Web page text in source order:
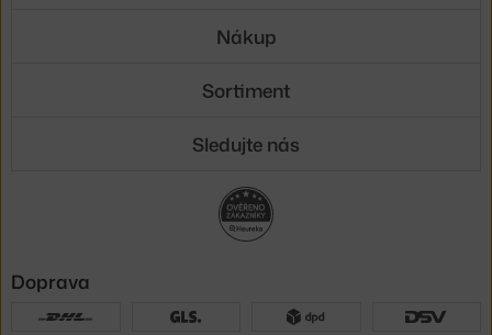
Nákup
Sortiment
Sledujte nás
Doprava